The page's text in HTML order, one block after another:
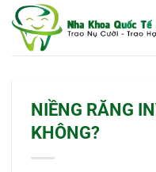
qua
NIỀNG RĂNG
KHÔNG?